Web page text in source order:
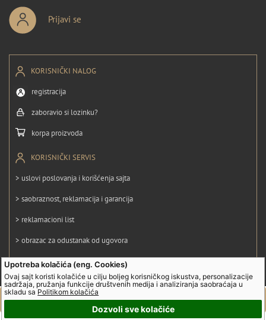
Upotreba kolačića (eng. Cookies)
Ovaj sajt koristi kolačiće u cilju boljeg korisničkog iskustva, personalizacije
sadržaja, pružanja funkcije društvenih medija i analiziranja saobraćaja u
skladu sa Politikom kolačića
Dozvoli sve kolačiće
Prijavi se
KORISNIČKI NALOG
registracija
zaboravio si lozinku?
korpa proizvoda
KORISNIČKI SERVIS
> uslovi poslovanja i korišćenja sajta
> saobraznost, reklamacija i garancija
> reklamacioni list
> obrazac za odustanak od ugovora
> politika privatnosti
> politika kolačića